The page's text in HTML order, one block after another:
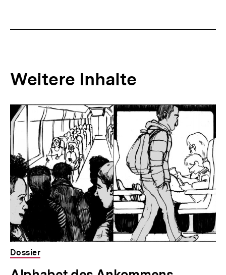
Weitere Inhalte
Inhaltskarousell
für
weitere
Inhalte
Inhaltskarussell
überspringen
Dossier